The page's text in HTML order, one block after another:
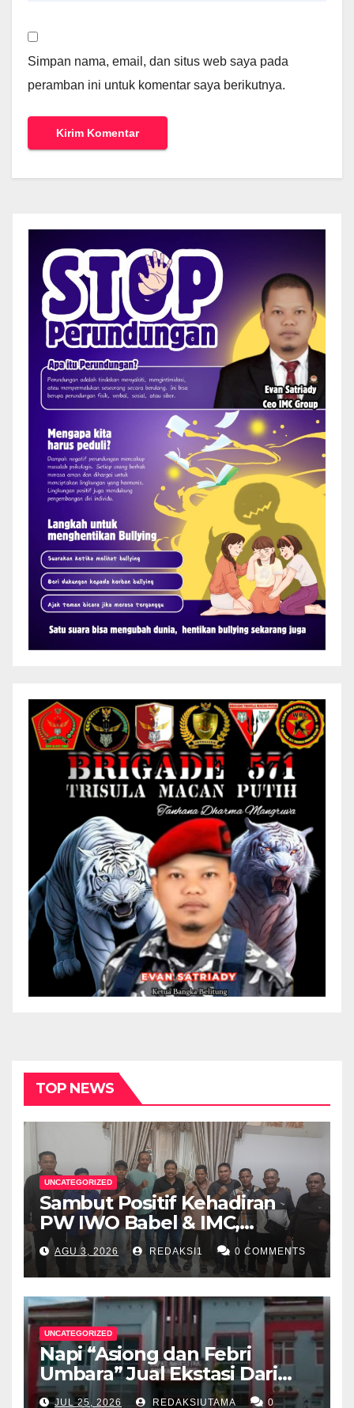
Simpan nama, email, dan situs web saya pada
peramban ini untuk komentar saya berikutnya.
TOP NEWS
UNCATEGORIZED
Sambut Positif Kehadiran
PW IWO Babel & IMC,
Walikota Pangkalpinang
Apresiasi Peran Media Online
AGU 3, 2026 REDAKSI1 0 COMMENTS
UNCATEGORIZED
Napi “Asiong dan Febri
Umbara” Jual Ekstasi Dari
Dalam Lapas Rp 12 Juta/40
JUL 25, 2026 REDAKSIUTAMA 0